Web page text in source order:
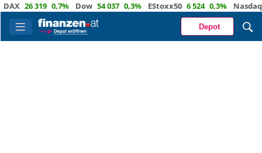
26 319 0,7% Dow 54 037 0,3% EStoxx50 6 524 0,3% Nasdaq 29
Depot